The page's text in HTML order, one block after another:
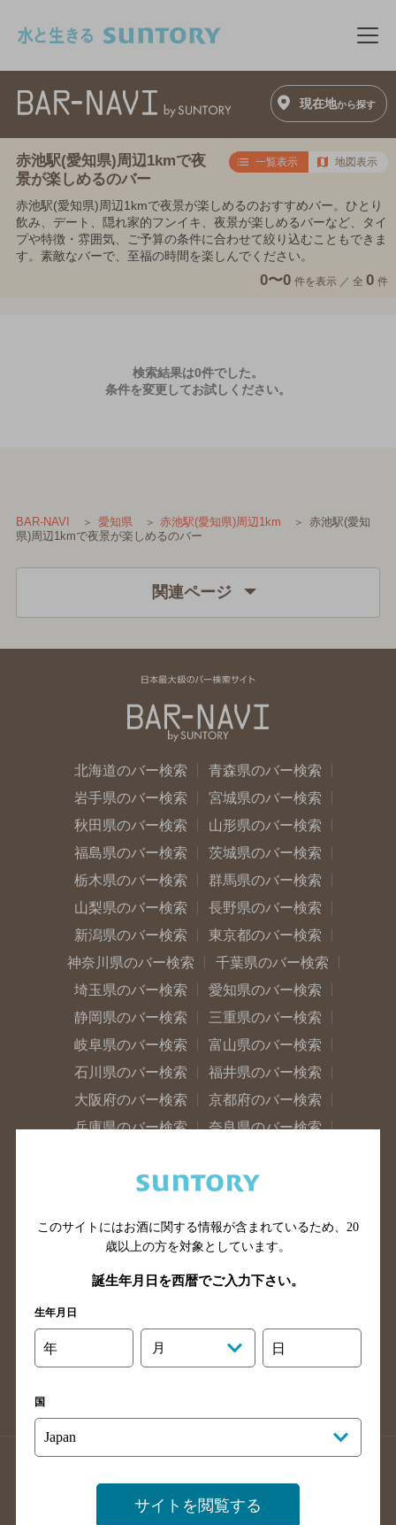
メ
現在地から探す
赤池駅(愛知県)周辺1kmで夜
景が楽しめるのバー
一覧表示 地図表示
赤池駅(愛知県)周辺1kmで夜景が楽しめるのおすすめバー。ひとり
飲み、デート、隠れ家的フンイキ、夜景が楽しめるバーなど、タイ
プや特徴・雰囲気、ご予算の条件に合わせて絞り込むこともできま
す。素敵なバーで、至福の時間を楽しんでください。
0〜0 件を表示 ／ 全 0 件
検索結果は0件でした。
条件を変更してお試しください。
BAR-NAVI 愛知県 赤池駅(愛知県)周辺1km
赤池駅(愛知
県)周辺1kmで夜景が楽しめるのバー
関連ページ
北海道のバー検索
青森県のバー検索
岩手県のバー検索
宮城県のバー検索
秋田県のバー検索
山形県のバー検索
福島県のバー検索
茨城県のバー検索
栃木県のバー検索
群馬県のバー検索
山梨県のバー検索
長野県のバー検索
新潟県のバー検索
東京都のバー検索
神奈川県のバー検索
千葉県のバー検索
埼玉県のバー検索
愛知県のバー検索
静岡県のバー検索
三重県のバー検索
岐阜県のバー検索
富山県のバー検索
石川県のバー検索
福井県のバー検索
大阪府のバー検索
京都府のバー検索
兵庫県のバー検索
奈良県のバー検索
広島県のバー検索
岡山県のバー検索
島根県のバー検索
徳島県のバー検索
高知県のバー検索
福岡県のバー検索
長崎県のバー検索
大分県のバー検索
熊本県のバー検索
掲載店舗様ログイン
このサイトにはお酒に関する情報が含まれているため、 20
歳以上の方を対象としています。
誕生年月日を西暦でご入力下さい。
生年月日
年 月 日
国
サイトを閲覧する